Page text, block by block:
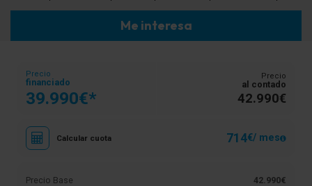
Me interesa
Precio
financiado
39.990€*
Precio
al contado
42.990€
Calcular cuota 714€/ mes
Precio Base 42.990€